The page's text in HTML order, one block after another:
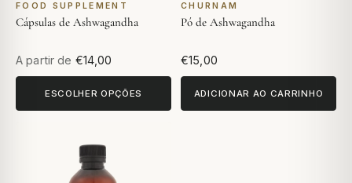
FOOD SUPPLEMENT
Cápsulas de Ashwagandha
A partir de €14,00
ESCOLHER OPÇÕES
CHURNAM
Pó de Ashwagandha
€15,00
ADICIONAR AO CARRINHO